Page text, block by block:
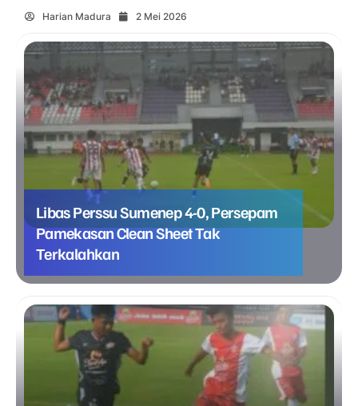
Harian Madura 2 Mei 2026
Libas Perssu Sumenep 4-0, Persepam
Pamekasan Clean Sheet Tak
Terkalahkan